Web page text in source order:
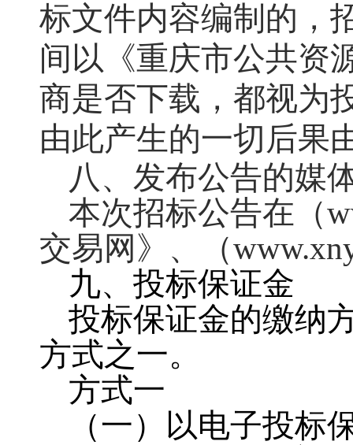
标文件内容编制的，
间以《重庆市公共资
商是否下载，都视为
由此产生的一切后果
八、发布公告的媒
本次招标公告在（
交易网》、（
九、投标保证金
投标保证金的缴纳
方式之一。
方式一
（一）以电子投标